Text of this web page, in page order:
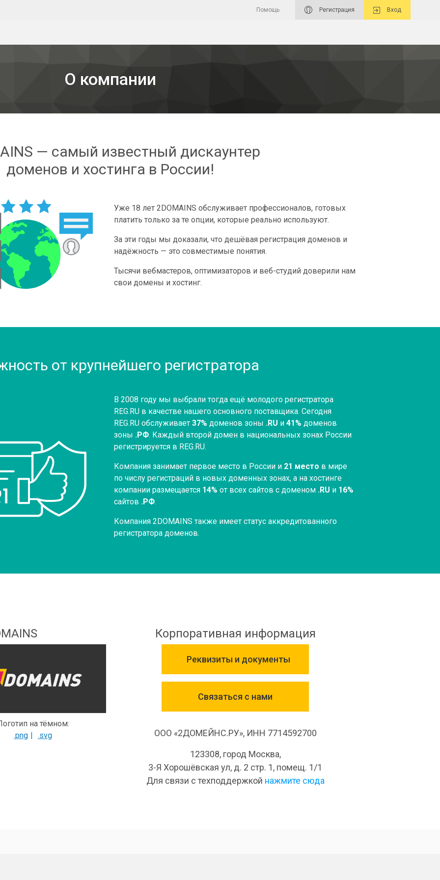
Помощь Регистрация Вход
О компании
— самый известный дискаунтер
доменов и хостинга в России!
Уже 18 лет 2DOMAINS обслуживает профессионалов, готовых
платить только за те опции, которые реально используют.
За эти годы мы доказали, что дешёвая регистрация доменов и
надёжность — это совместимые понятия.
Тысячи вебмастеров, оптимизаторов и веб-студий доверили нам
свои домены и хостинг.
от крупнейшего регистратора
В 2008 году мы выбрали тогда ещё молодого регистратора
REG.RU в качестве нашего основного поставщика. Сегодня
REG.RU обслуживает 37% доменов зоны .RU и 41% доменов
зоны .РФ. Каждый второй домен в национальных зонах России
регистрируется в REG.RU.
Компания занимает первое место в России и 21 место в мире
по числу регистраций в новых доменных зонах, а на хостинге
компании размещается 14% от всех сайтов с доменом .RU и 16%
сайтов .РФ.
Компания 2DOMAINS также имеет статус аккредитованного
регистратора доменов.
на тёмном:
.png
.svg
Корпоративная информация
Реквизиты и документы
Связаться с нами
ООО «2ДОМЕЙНС.РУ», ИНН 7714592700
123308, город Москва,
3-Я Хорошёвская ул, д. 2 стр. 1, помещ. 1/1
Для связи с техподдержкой нажмите сюда